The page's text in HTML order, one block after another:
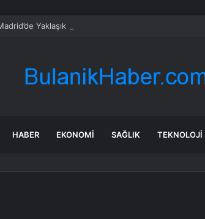
Yaklaşık 2 Milyon Kişi İspanya’nın Dünya
HABER EKONOMI SAĞLIK TEKNOLOJI